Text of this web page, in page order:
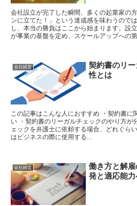
会社設立が完了した瞬間、多くの起業家の
ンに立てた！」という達成感を味わうので
し、本当の勝負はここから始まります。設
が事業の基盤を定め、スケールアップへの
会社経営
契約書のリ
性とは
この記事はこんな人におすすめ ・契約書に
い ・契約書のリーガルチェックのやり方が
ェックを弁護士に依頼する場合、どれぐら
はビジネスの際に使用する...
会社経営
働き方と解
発と適応能